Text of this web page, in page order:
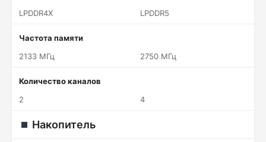
LPDDR4X
LPDDR5
Частота памяти
2133 МГц
2750 МГц
Количество каналов
2
4
Накопитель